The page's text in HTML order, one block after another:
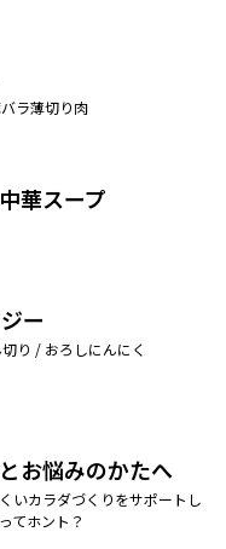
ラ薄切り肉
華スープ
ー
り / おろしにんにく
お悩みのかたへ
いカラダづくりをサポートし
てホント？